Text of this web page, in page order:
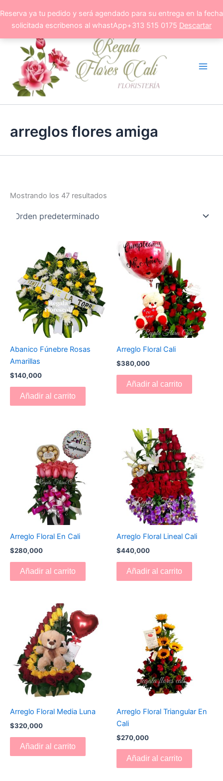
Reserva ya tu pedido y será agendado para su entrega en la fecha
solicitada escribenos al whastApp+313 515 0175 Descartar
al
contenido
arreglos flores amiga
Mostrando los 47 resultados
Abanico Fúnebre Rosas
Amarillas
$140,000
Añadir al carrito
Arreglo Floral Cali
$380,000
Añadir al carrito
Arreglo Floral En Cali
$280,000
Añadir al carrito
Arreglo Floral Lineal Cali
$440,000
Añadir al carrito
Arreglo Floral Media Luna
$320,000
Añadir al carrito
Arreglo Floral Triangular En
Cali
$270,000
Añadir al carrito